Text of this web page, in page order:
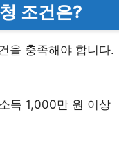
조건은?
을 충족해야 합니다.
득 1,000만 원 이상